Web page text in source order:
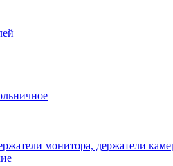
монитора, держатели